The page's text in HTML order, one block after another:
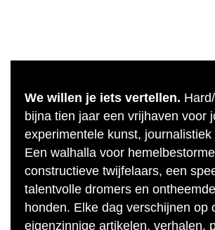
We willen je iets vertellen.
bijna tien jaar een vrijhaven voor
experimentele kunst, journalistiek
Een walhalla voor
constructieve twijfelaars, een
talentvolle dromers en
honden. Elke dag verschijnen op
eigenzinnige artikelen, verhalen,